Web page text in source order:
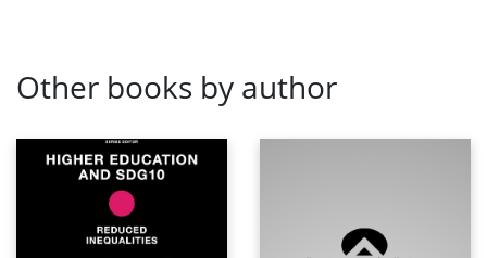
Other books by author